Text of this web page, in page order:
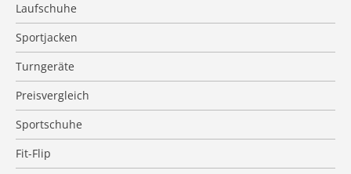
Laufschuhe
Sportjacken
Turngeräte
Preisvergleich
Sportschuhe
Fit-Flip